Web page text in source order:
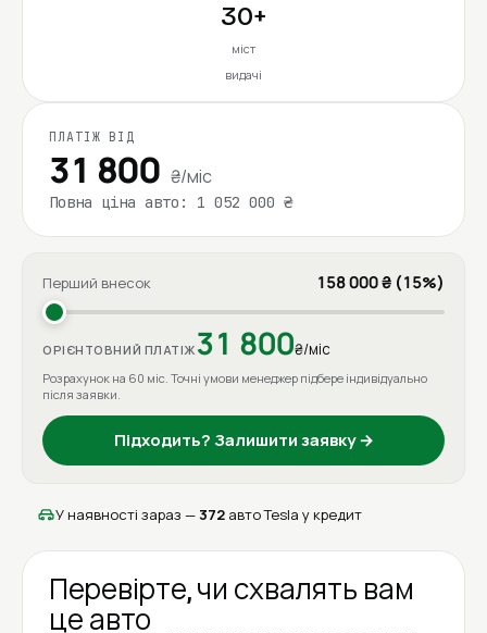
30+
міст
видачі
ПЛАТІЖ ВІД
31 800 ₴/міс
Повна ціна авто: 1 052 000 ₴
Перший внесок 158 000 ₴ (15%)
ОРІЄНТОВНИЙ ПЛАТІЖ31 800₴/міс
Розрахунок на 60 міс. Точні умови менеджер підбере індивідуально
після заявки.
Підходить? Залишити заявку →
У наявності зараз — 372 авто Tesla у кредит
Перевірте, чи схвалять вам
це авто